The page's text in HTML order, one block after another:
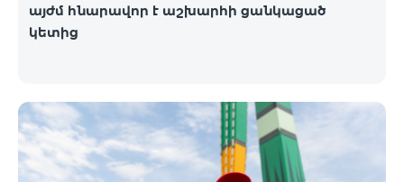
այժմ հնարավոր է աշխարհի ցանկացած
կետից